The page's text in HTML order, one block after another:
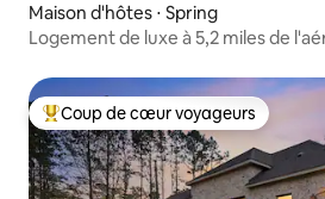
Maison d'hôtes ⋅ Spring
Logement de luxe à 5,2 miles de
Coups de cœur voyageurs les plus
Coup de cœur voyageurs